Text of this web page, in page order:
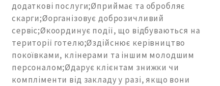
додаткові послуги;Øприймає та обробляє
скарги;Øорганізовує доброзичливий
сервіс;Øкоординує події, що відбуваються на
території готелю;Øздійснює керівництво
покоївками, клінерами та іншим молодшим
персоналом;Øдарує клієнтам знижки чи
компліменти від закладу у разі, якщо вони